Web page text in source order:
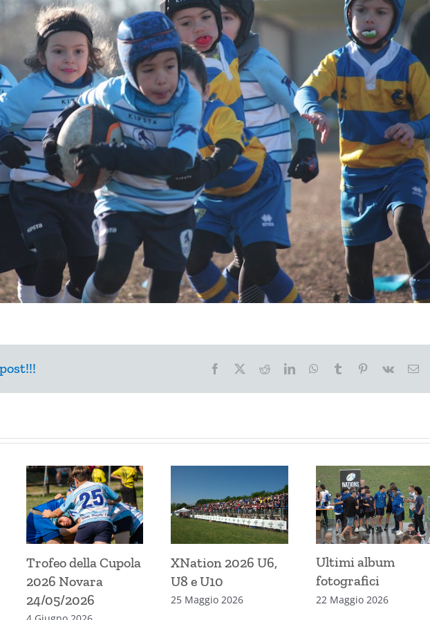
Facebook RedditLinkedInWhatsApp
Tumblr Pinterest
Vk
Trofeo della Cupola
2026 Novara
24/05/2026
XNation 2026 U6,
U8 e U10
25 Maggio 2026
Ultimi album
fotografici
22 Maggio 2026